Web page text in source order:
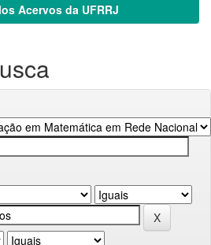
Acervos da UFRRJ